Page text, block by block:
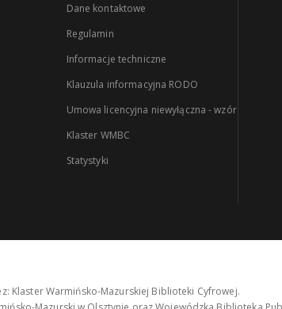
Dane kontaktowe
Regulamin
Informacje techniczne
Klauzula informacyjna RODO
Umowa licencyjna niewyłączna - wzór
Klaster WMBC
Statystyki
Klaster Warmińsko-Mazurskiej Biblioteki Cyfrowej.